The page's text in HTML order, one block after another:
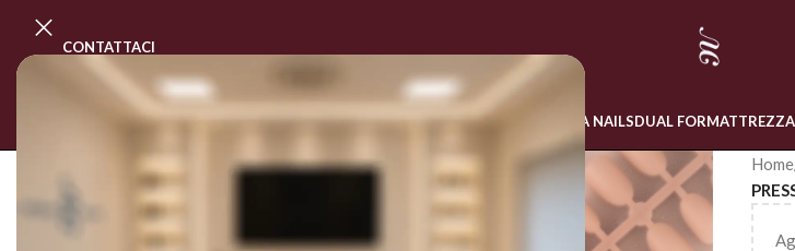
CONTATTACI
PROGRAMMA MASTER CLASSCORSI ONLINE LINEA NAILSDUAL FORM
Home